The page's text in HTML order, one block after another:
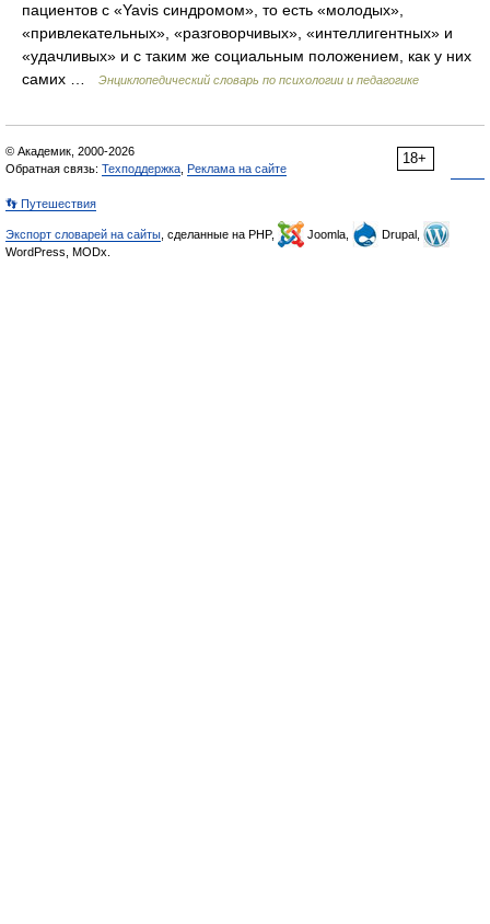
пациентов с «Yavis синдромом», то есть «молодых»,
«привлекательных», «разговорчивых», «интеллигентных» и
«удачливых» и с таким же социальным положением, как у них
самих …
Энциклопедический словарь по психологии и педагогике
18+
© Академик, 2000-2026
Обратная связь: Техподдержка Реклама на сайте
👣 Путешествия
Экспорт словарей на сайты , сделанные на PHP, Joomla,
Drupal,
WordPress, MODx.